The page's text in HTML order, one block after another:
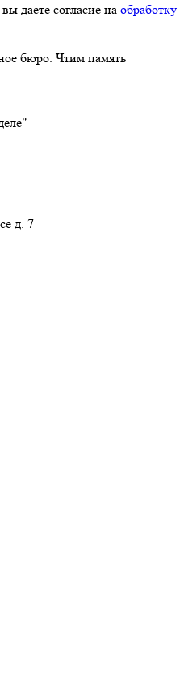
даете согласие на обработку
бюро. Чтим память
д. 7